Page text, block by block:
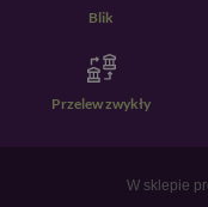
Blik
Przelew zwykły
W sklepie